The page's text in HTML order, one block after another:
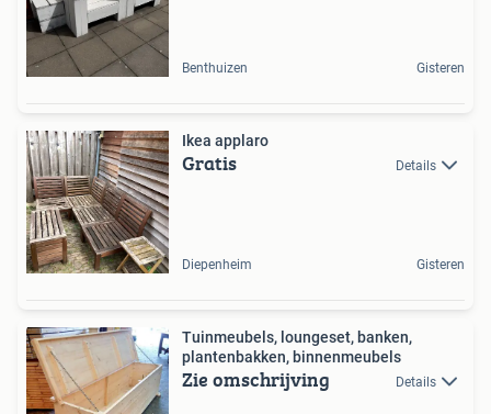
Benthuizen Gisteren
Ikea applaro
Gratis Details
Diepenheim Gisteren
Tuinmeubels, loungeset, banken,
plantenbakken, binnenmeubels
Zie omschrijving Details